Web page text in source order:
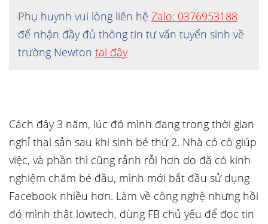
Phụ huynh vui lòng liên hệ Zalo: 0376953188
để nhận đầy đủ thông tin tư vấn tuyển sinh về
trường Newton tại đây
Cách đây 3 năm, lúc đó mình đang trong thời gian
nghỉ thai sản sau khi sinh bé thứ 2. Nhà có cô giúp
việc, và phần thì cũng rảnh rỗi hơn do đã có kinh
nghiệm chăm bé đầu, mình mới bắt đầu sử dụng
Facebook nhiều hơn. Làm về công nghệ nhưng hồi
đó mình thật lowtech, dùng FB chủ yếu để đọc tin